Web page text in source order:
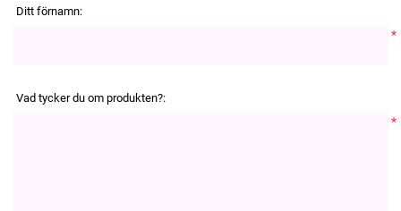
Ditt förnamn:
*
Vad tycker du om produkten?:
*